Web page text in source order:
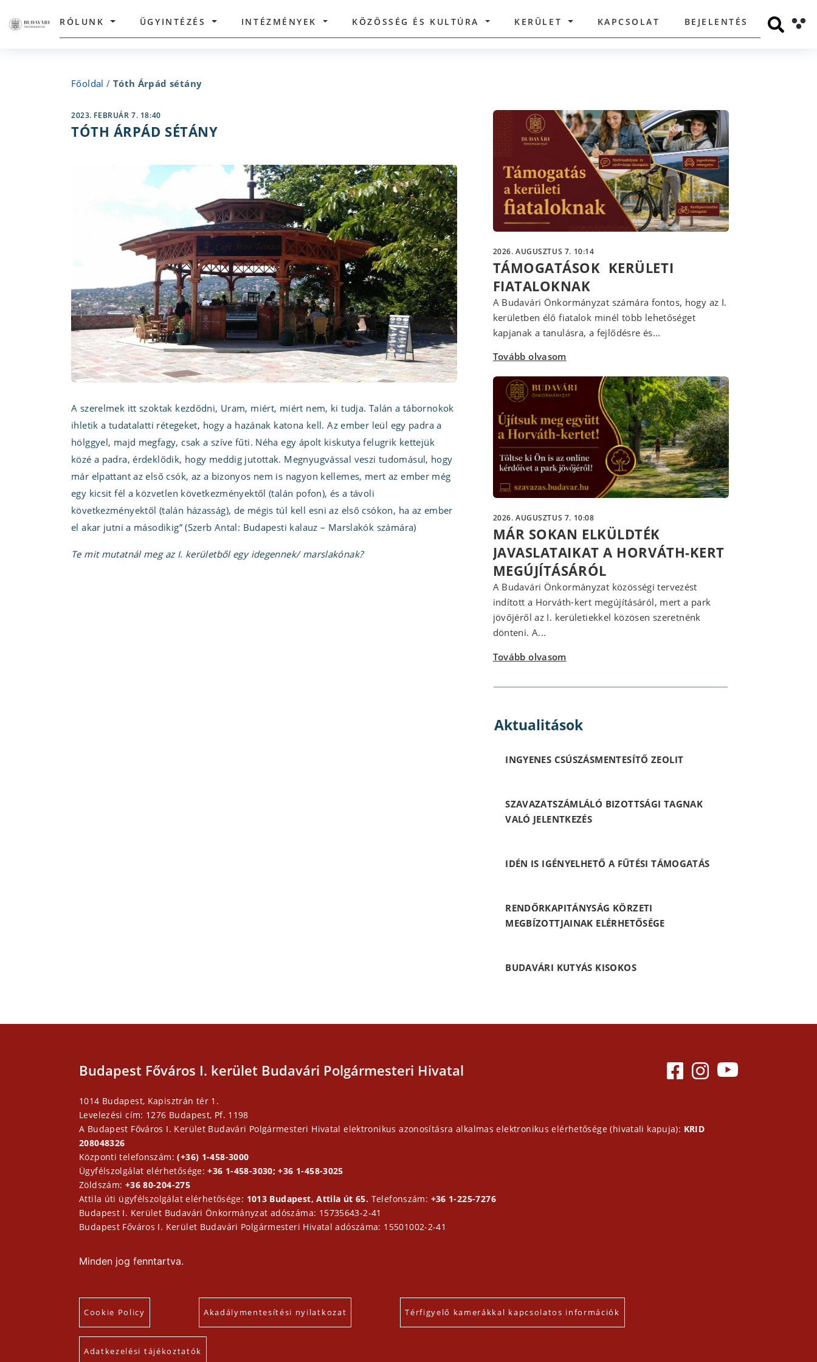
RÓLUNK ÜGYINTÉZÉS INTÉZMÉNYEK KÖZÖSSÉG ÉS KULTÚRA KERÜLET KAPCSOLAT BEJELENTÉS
Főoldal / Tóth Árpád sétány
2023. FEBRUÁR 7. 18:40
TÓTH ÁRPÁD SÉTÁNY
A szerelmek itt szoktak kezdődni, Uram, miért, miért nem, ki tudja. Talán a tábornokok
ihletik a tudatalatti rétegeket, hogy a hazának katona kell. Az ember leül egy padra a
hölggyel, majd megfagy, csak a szíve fűti. Néha egy ápolt kiskutya felugrik kettejük
közé a padra, érdeklődik, hogy meddig jutottak. Megnyugvással veszi tudomásul, hogy
már elpattant az első csók, az a bizonyos nem is nagyon kellemes, mert az ember még
egy kicsit fél a közvetlen következményektől (talán pofon), és a távoli
következményektől (talán házasság), de mégis túl kell esni az első csókon, ha az ember
el akar jutni a másodikig” (Szerb Antal: Budapesti kalauz – Marslakók számára)
Te mit mutatnál meg az I. kerületből egy idegennek/ marslakónak?
2026. AUGUSZTUS 7. 10:14
TÁMOGATÁSOK KERÜLETI
FIATALOKNAK
A Budavári Önkormányzat számára fontos, hogy az I.
kerületben élő fiatalok minél több lehetőséget
kapjanak a tanulásra, a fejlődésre és...
Tovább olvasom
2026. AUGUSZTUS 7. 10:08
MÁR SOKAN ELKÜLDTÉK
JAVASLATAIKAT A HORVÁTH-KERT
MEGÚJÍTÁSÁRÓL
A Budavári Önkormányzat közösségi tervezést
indított a Horváth-kert megújításáról, mert a park
jövőjéről az I. kerületiekkel közösen szeretnénk
dönteni. A...
Tovább olvasom
Aktualitások
INGYENES CSÚSZÁSMENTESÍTŐ ZEOLIT
SZAVAZATSZÁMLÁLÓ BIZOTTSÁGI TAGNAK
VALÓ JELENTKEZÉS
IDÉN IS IGÉNYELHETŐ A FŰTÉSI TÁMOGATÁS
RENDŐRKAPITÁNYSÁG KÖRZETI
MEGBÍZOTTJAINAK ELÉRHETŐSÉGE
BUDAVÁRI KUTYÁS KISOKOS
Budapest Főváros I. kerület Budavári Polgármesteri Hivatal
1014 Budapest, Kapisztrán tér 1.
Levelezési cím: 1276 Budapest, Pf. 1198
A Budapest Főváros I. Kerület Budavári Polgármesteri Hivatal elektronikus azonosításra alkalmas elektronikus elérhetősége (hivatali kapuja): KRID
208048326
Központi telefonszám:(+36) 1-458-3000
Ügyfélszolgálat elérhetősége:+36 1-458-3030; +36 1-458-3025
Zöldszám: +36 80-204-275
Attila úti ügyfélszolgálat elérhetősége: 1013 Budapest, Attila út 65. Telefonszám: +36 1-225-7276
Budapest I. Kerület Budavári Önkormányzat adószáma: 15735643-2-41
Budapest Főváros I. Kerület Budavári Polgármesteri Hivatal adószáma: 15501002-2-41
Minden jog fenntartva.
Cookie Policy Akadálymentesítési nyilatkozat Térfigyelő kamerákkal kapcsolatos információk
Adatkezelési tájékoztatók